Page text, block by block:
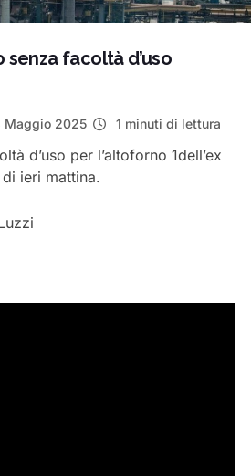
senza facoltà d’uso
Maggio 2025 1 minuti di lettura
d’uso per l’altoforno 1dell’ex
ieri mattina.